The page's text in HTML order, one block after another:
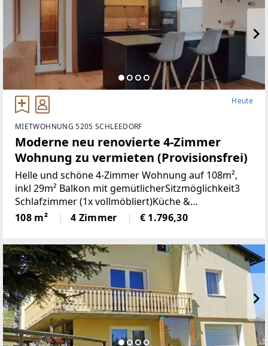
Heute
MIETWOHNUNG 5205 SCHLEEDORF
Moderne neu renovierte 4-Zimmer
Wohnung zu vermieten (Provisionsfrei)
Helle und schöne 4-Zimmer Wohnung auf 108m²,
inkl 29m² Balkon mit gemütlicherSitzmöglichkeit3
Schlafzimmer (1x vollmöbliert)Küche &
Wohnbereich (Küche mit Steinplatte und
hochwertigen Geräten)Badezimmer (neu)WC (neu)2
108 m² 4 Zimmer € 1.796,30